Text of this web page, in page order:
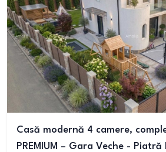
Casă modernă 4 camere,
PREMIUM – Gara Veche - Piatră